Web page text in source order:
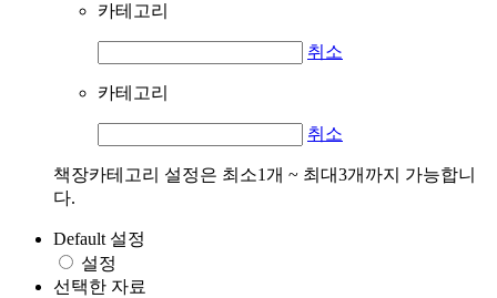
카테고리
취소
카테고리
취소
책장카테고리 설정은 최소1개 ~ 최대3개까지 가능합니
다.
Default 설정
설정
선택한 자료